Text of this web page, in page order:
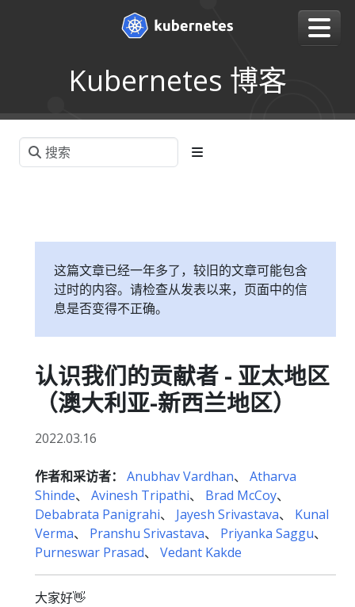
Kubernetes 博客
这篇文章已经一年多了，较旧的文章可能包含
过时的内容。请检查从发表以来，页面中的信
息是否变得不正确。
认识我们的贡献者 - 亚太地区
（澳大利亚-新西兰地区）
2022.03.16
作者和采访者： Anubhav Vardhan、 Atharva
Shinde、 Avinesh Tripathi、 Brad McCoy、
Debabrata Panigrahi、 Jayesh Srivastava、 Kunal
Verma、 Pranshu Srivastava、 Priyanka Saggu、
Purneswar Prasad、 Vedant Kakde
大家好👋